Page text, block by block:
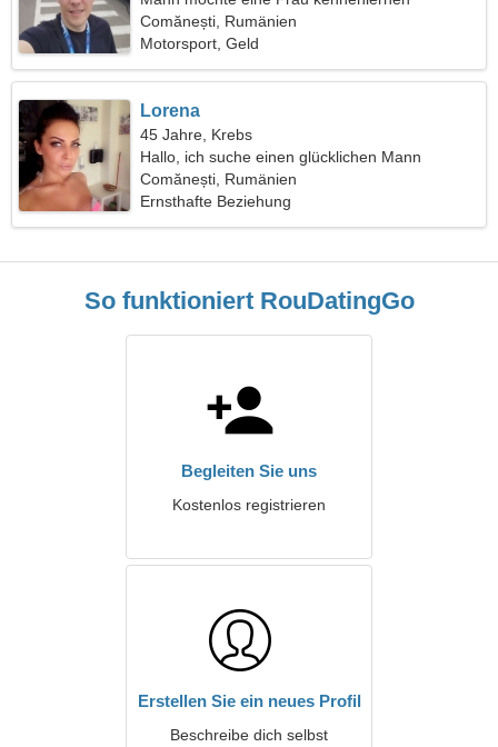
Comănești, Rumänien
Motorsport, Geld
Lorena
45 Jahre, Krebs
Hallo, ich suche einen glücklichen Mann
Comănești, Rumänien
Ernsthafte Beziehung
So funktioniert RouDatingGo
Begleiten Sie uns
Kostenlos registrieren
Erstellen Sie ein neues Profil
Beschreibe dich selbst